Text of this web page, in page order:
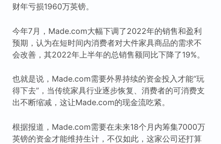
财年亏损1960万英镑。
今年7月，Made.com大幅下调了2022年的销售和盈利
预期，认为在短时间内消费者对大件家具商品的需求不
会改善，其2022年上半年的总销售额同比下降了19%。
也就是说，Made.com需要外界持续的资金投入才能“玩
得下去”，当传统家具行业逐步恢复、消费者的可消费支
出不断缩减，这让Made.com的现金流吃紧。
根据报道，Made.com需要在未来18个月内筹集7000万
英镑的资金才能维持生计，不仅如此，这家公司还打算